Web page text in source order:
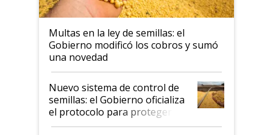
Multas en la ley de semillas: el
Gobierno modificó los cobros y sumó
una novedad
Nuevo sistema de control de
semillas: el Gobierno oficializa
el protocolo para proteger la
propiedad intelectual